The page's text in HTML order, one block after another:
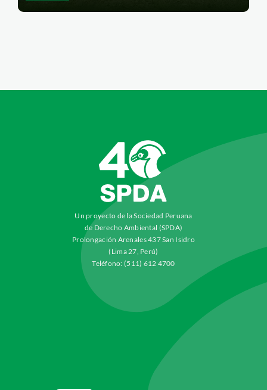
Un proyecto de la Sociedad Peruana
de Derecho Ambiental (SPDA)
Prolongación Arenales 437 San Isidro
(Lima 27, Perú)
Teléfono: (511) 612 4700